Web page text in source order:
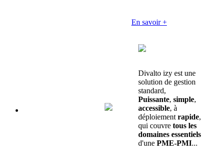
En savoir +
Divalto izy est une
solution de gestion
standard,
Puissante, simple,
accessible, à
déploiement rapide,
qui couvre tous les
domaines essentiels
d'une PME-PMI...